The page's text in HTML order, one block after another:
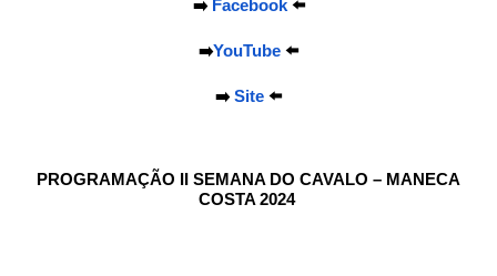
➡️Facebook⬅️
➡️YouTube ⬅️
➡️Site ⬅️
PROGRAMAÇÃO II SEMANA DO CAVALO – MANECA
COSTA 2024